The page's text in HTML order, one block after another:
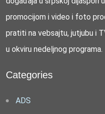
promocijom i video i foto
pratiti na vebsajtu, jutjubu i
u okviru nedeljnog programa.
Categories
ADS